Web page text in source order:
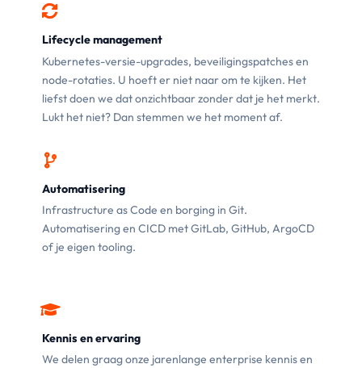
Lifecycle management
Kubernetes-versie-upgrades, beveiligingspatches en
node-rotaties. U hoeft er niet naar om te kijken. Het
liefst doen we dat onzichtbaar zonder dat je het merkt.
Lukt het niet? Dan stemmen we het moment af.
Automatisering
Infrastructure as Code en borging in Git.
Automatisering en CICD met GitLab, GitHub, ArgoCD
of je eigen tooling.
Kennis en ervaring
We delen graag onze jarenlange enterprise kennis en